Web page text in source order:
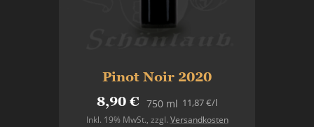
Pinot Noir 2020
8,90 € 750 ml
Inkl. 19% MwSt., zzgl. Versandkosten
11,87 €/l